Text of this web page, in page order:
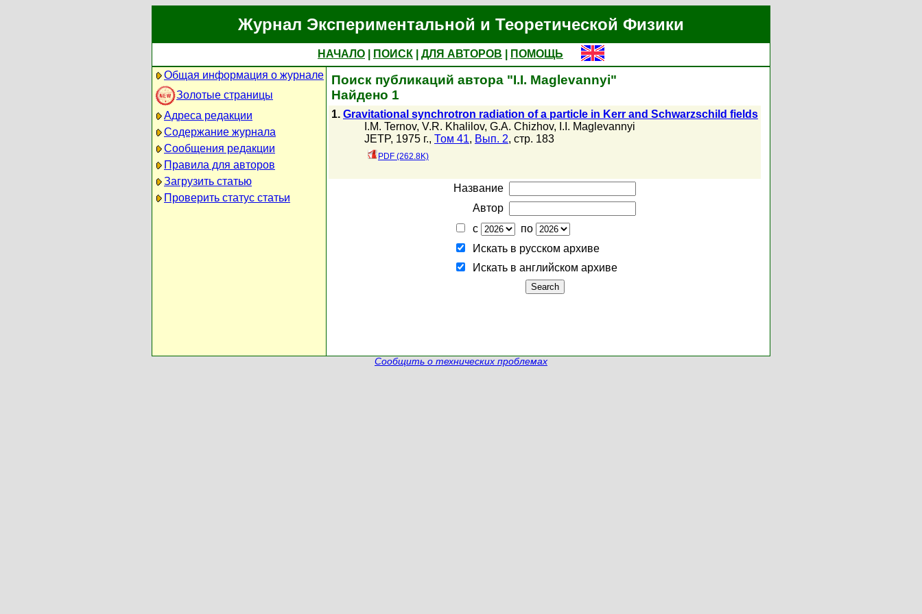
Журнал Экспериментальной и Теоретической Физики
НАЧАЛО ПОИСК ДЛЯ АВТОРОВ
ПОМОЩЬ
Общая информация о журнале
Золотые страницы
Адреса редакции
Содержание журнала
Сообщения редакции
Правила для авторов
Загрузить статью
Проверить статус статьи
Поиск публикаций автора "I.I. Maglevannyi"
Найдено 1
1. Gravitational synchrotron radiation of a particle in Kerr and Schwarzschild fields
I.M. Ternov, V.R. Khalilov, G.A. Chizhov, I.I. Maglevannyi
JETP, 1975 г., Том 41, Вып. 2, стр. 183
PDF (262.8K)
Название
Автор
с
по
Искать в русском архиве
Искать в английском архиве
Сообщить о технических проблемах